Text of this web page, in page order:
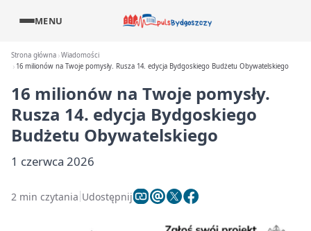
MENU
Strona główna Wiadomości
16 milionów na Twoje pomysły. Rusza 14. edycja Bydgoskiego Budżetu Obywatelskiego
16 milionów na Twoje pomysły.
Rusza 14. edycja Bydgoskiego
Budżetu Obywatelskiego
1 czerwca 2026
2 min czytania Udostępnij